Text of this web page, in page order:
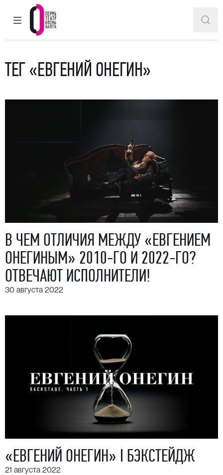
ГЛАВНОЕ МЕНЮ
Пермский театр оперы и балета
ТЕГ «ЕВГЕНИЙ ОНЕГИН»
В ЧЕМ ОТЛИЧИЯ МЕЖДУ «ЕВГЕНИЕМ
ОНЕГИНЫМ» 2010-ГО И 2022-ГО?
ОТВЕЧАЮТ ИСПОЛНИТЕЛИ!
30 августа 2022
«ЕВГЕНИЙ ОНЕГИН» I БЭКСТЕЙДЖ
21 августа 2022